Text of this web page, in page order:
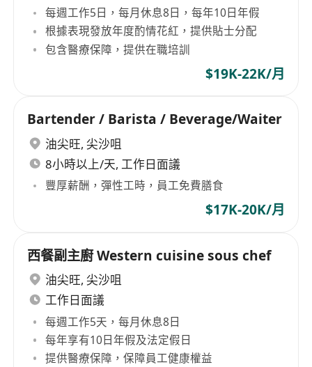
每週工作5日，每月休息8日，每年10日年假
根據表現發放年度酌情花紅，提供貼士分配
包含醫療保障，提供在職培訓
$19K-22K/月
Bartender / Barista / Beverage/Waiter
油尖旺, 尖沙咀
8小時以上/天, 工作日面議
豐厚薪酬，彈性工時，員工免費膳食
$17K-20K/月
西餐副主廚 Western cuisine sous chef
油尖旺, 尖沙咀
工作日面議
每週工作5天，每月休息8日
每年享有10日年假及法定假日
提供醫療保障，保障員工健康權益